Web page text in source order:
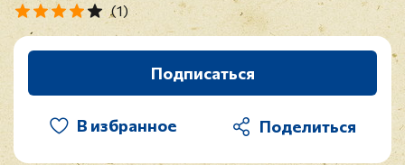
(1)
Подписаться
В избранное